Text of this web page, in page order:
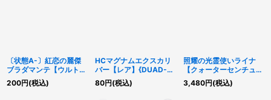
〔状態A-〕紅恋の麗傑
ブラダマンテ【ウルト
ラ】{YO06-JP001}《モ
ンスター》
200円(税込)
HCマグナムエクスカリ
バー【レア】{DUAD-
JP044}《エクシーズ》
80円(税込)
照耀の光霊使いライナ
【クォーターセンチュリ
ーシークレット】
{QCCP-JP191}《リン
3,480円(税込)